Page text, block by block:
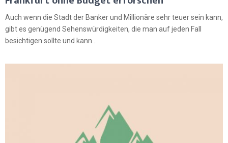
Auch wenn die Stadt der Banker und Millionäre sehr teuer sein kann,
gibt es genügend Sehenswürdigkeiten, die man auf jeden Fall
besichtigen sollte und kann...